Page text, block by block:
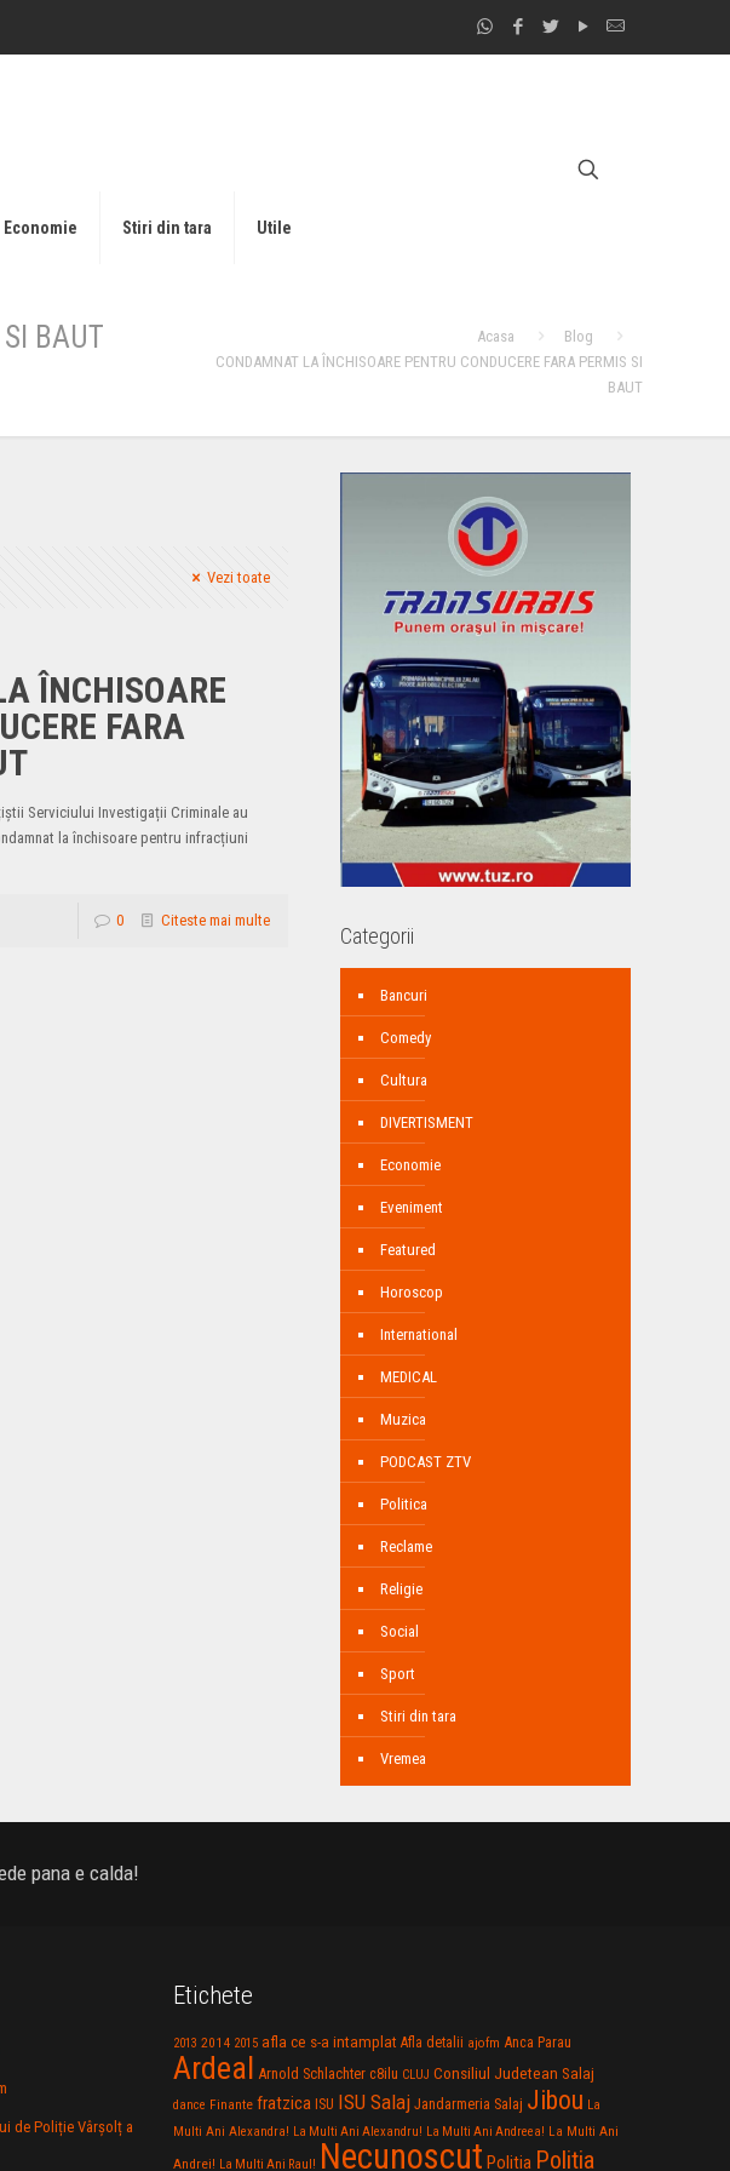
Economie Stiri din tara Utile
BAUT Acasa
Blog
CONDAMNAT LA ÎNCHISOARE PENTRU CONDUCERE FARA PERMIS SI
BAUT
Vezi toate
ÎNCHISOARE
FARA
Serviciului Investigații Criminale au
la închisoare pentru infracțiuni
0 Citeste mai multe
Categorii
Bancuri
Comedy
Cultura
DIVERTISMENT
Economie
Eveniment
Featured
Horoscop
International
MEDICAL
Muzica
PODCAST ZTV
Politica
Reclame
Religie
Social
Sport
Stiri din tara
Vremea
pana e calda!
de Poliție Vârșolț a
Etichete
2013 2014 2015 afla ce s-a intamplat Afla detalii ajofm Anca Parau
Ardeal Arnold Schlachter c8ilu CLUJ Consiliul Judetean Salaj
dance Finante fratzica ISU ISU Salaj Jandarmeria Salaj Jibou La
Multi Ani Alexandra! La Multi Ani Alexandru! La Multi Ani Andreea! La Multi Ani
Andrei! La Multi Ani Raul! Necunoscut Politia Politia